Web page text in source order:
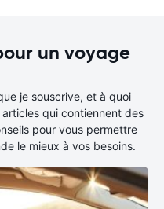
un voyage
je souscrive, et à quoi
qui contiennent des
pour vous permettre
le mieux à vos besoins.